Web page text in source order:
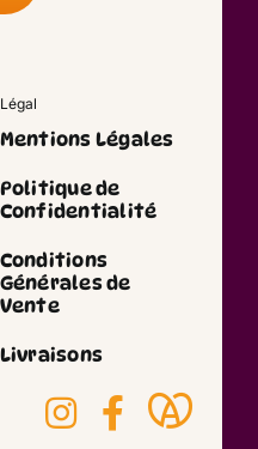
Légal
Mentions Légales
Politique de
Confidentialité
Conditions
Générales de
Vente
Livraisons